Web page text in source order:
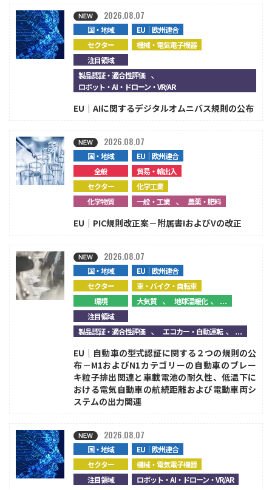
国・地域
EU｜欧州連合
セクター
機械・電気電子機器
注目領域
製品認証・適合性評価 、
ロボット・AI・ドローン・VR/AR
2026.08.07
EU｜AIに関するデジタルオムニバス規則の公布
国・地域
EU｜欧州連合
全般
貿易・輸出入
セクター
化学工業
化学物質
一般・工業 、農薬・肥料
2026.08.07
EU｜PIC規則改正案－附属書IおよびVの改正
国・地域
EU｜欧州連合
セクター
車・バイク・自転車
環境
大気質 、地球温暖化、...
注目領域
製品認証・適合性評価 、エコカー・自動運転、...
2026.08.07
EU｜自動車の型式認証に関する２つの規則の公
布－M1およびN1カテゴリーの自動車のブレー
キ粒子排出関連と車載電池の耐久性、低温下に
おける電気自動車の航続距離および電動車両シ
ステムの出力関連
国・地域
EU｜欧州連合
セクター
機械・電気電子機器
注目領域
ロボット・AI・ドローン・VR/AR
2026.08.07